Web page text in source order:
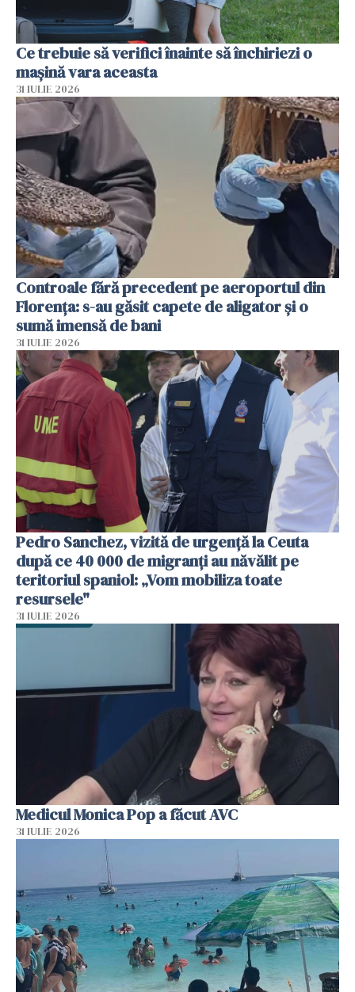
Ce trebuie să verifici înainte să închiriezi o
mașină vara aceasta
31 IULIE 2026
Controale fără precedent pe aeroportul din
Florența: s-au găsit capete de aligator și o
sumă imensă de bani
31 IULIE 2026
Pedro Sanchez, vizită de urgență la Ceuta
după ce 40 000 de migranți au năvălit pe
teritoriul spaniol: „Vom mobiliza toate
resursele"
31 IULIE 2026
Medicul Monica Pop a făcut AVC
31 IULIE 2026